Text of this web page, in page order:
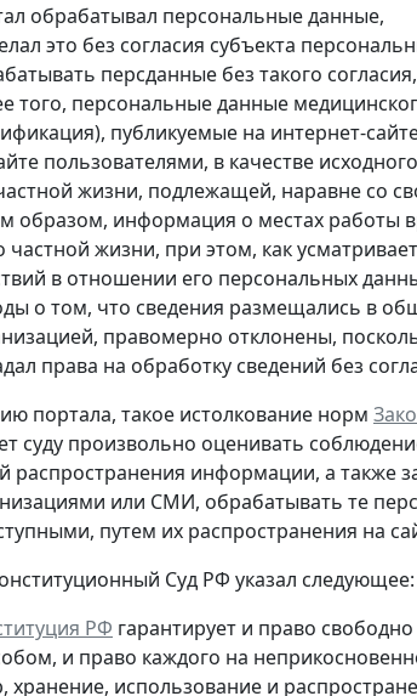
обрабатывал персональные данные,
это без согласия субъекта
персданные без такого согласия,
того, персональные данные
публикуемые на интернет-
пользователями, в качестве
жизни, подлежащей, наравне со
образом, информация о местах работы
частной жизни, при этом, как
в отношении его персональных
о том, что сведения размещались в
правомерно отклонены,
права на обработку сведений без
портала, такое истолкование норм
суду произвольно оценивать
распространения информации, а
или СМИ, обрабатывать те
, путем их распространения на
Суд РФ указал следующее:
РФ гарантирует и право
и право каждого на
хранение, использование и